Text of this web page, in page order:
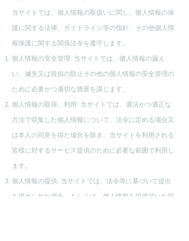
当サイトでは、個人情報の取扱いに関し、個人情報の保
護に関する法律、ガイドライン等の指針、その他個人情
報保護に関する関係法令を遵守します。
個人情報の安全管理: 当サイトでは、個人情報の漏え
い、滅失又は毀損の防止その他の個人情報の安全管理の
ために必要かつ適切な措置を講じます。
個人情報の取得、利用: 当サイトでは、適法かつ適正な
方法で収集した個人情報について、法令に定める場合又
は本人の同意を得た場合を除き、当サイトを利用される
皆様に対するサービス提供のために必要な範囲で利用し
ます。
個人情報の提供: 当サイトでは、法令等に基づいて提出
を求められた場合、もしくは、個人情報を提供頂いた目